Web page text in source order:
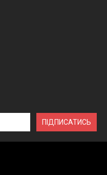
ПІДПИСАТИСЬ